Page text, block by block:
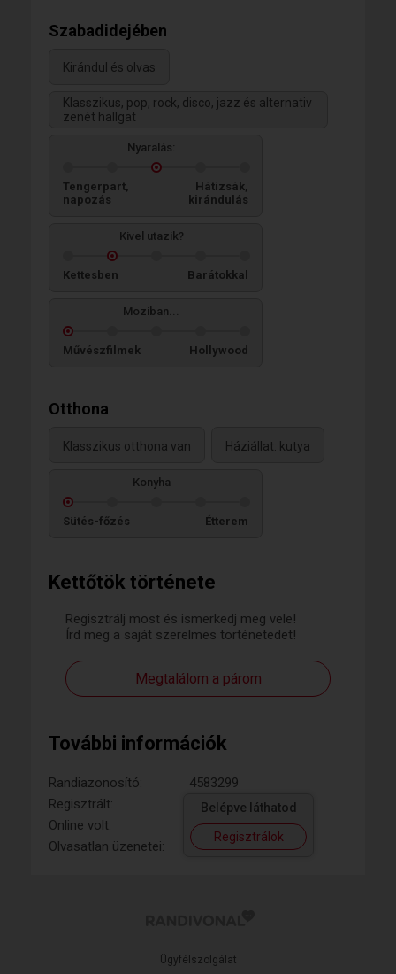
Kettőtök története
Regisztrálj most és ismerkedj meg vele!
Írd meg a saját szerelmes történetedet!
Megtalálom a párom
További információk
Randiazonosító:
4583299
Regisztrált:
Online volt:
Olvasatlan üzenetei:
Belépve láthatod
Regisztrálok
Szabadidejében
Kirándul és olvas
Klasszikus, pop, rock, disco, jazz és alternativ
zenét hallgat
Nyaralás:
Tengerpart,
napozás
Hátizsák,
kirándulás
Kivel utazik?
Kettesben Barátokkal
Moziban...
Művészfilmek Hollywood
Otthona
Klasszikus otthona van Háziállat: kutya
Konyha
Sütés-főzés Étterem
Ügyfélszolgálat